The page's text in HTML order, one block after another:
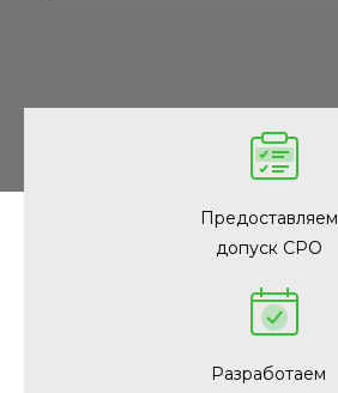
Предоставляем
допуск СРО
Разработаем